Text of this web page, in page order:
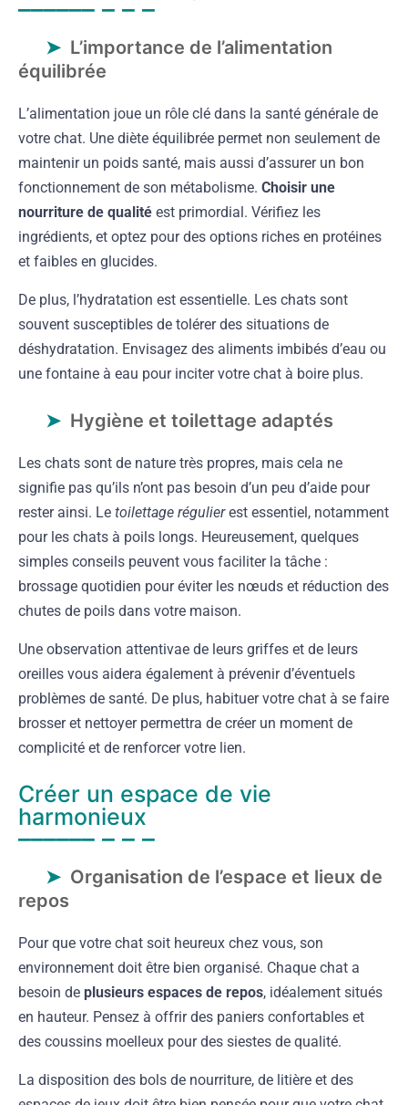
L’importance de l’alimentation
équilibrée
L’alimentation joue un rôle clé dans la santé générale de
votre chat. Une diète équilibrée permet non seulement de
maintenir un poids santé, mais aussi d’assurer un bon
fonctionnement de son métabolisme. Choisir une
nourriture de qualité est primordial. Vérifiez les
ingrédients, et optez pour des options riches en protéines
et faibles en glucides.
De plus, l’hydratation est essentielle. Les chats sont
souvent susceptibles de tolérer des situations de
déshydratation. Envisagez des aliments imbibés d’eau ou
une fontaine à eau pour inciter votre chat à boire plus.
Hygiène et toilettage adaptés
Les chats sont de nature très propres, mais cela ne
signifie pas qu’ils n’ont pas besoin d’un peu d’aide pour
rester ainsi. Le toilettage régulierest essentiel, notamment
pour les chats à poils longs. Heureusement, quelques
simples conseils peuvent vous faciliter la tâche :
brossage quotidien pour éviter les nœuds et réduction des
chutes de poils dans votre maison.
Une observation attentivae de leurs griffes et de leurs
oreilles vous aidera également à prévenir d’éventuels
problèmes de santé. De plus, habituer votre chat à se faire
brosser et nettoyer permettra de créer un moment de
complicité et de renforcer votre lien.
Créer un espace de vie
harmonieux
Organisation de l’espace et lieux de
repos
Pour que votre chat soit heureux chez vous, son
environnement doit être bien organisé. Chaque chat a
besoin de plusieurs espaces de repos, idéalement situés
en hauteur. Pensez à offrir des paniers confortables et
des coussins moelleux pour des siestes de qualité.
La disposition des bols de nourriture, de litière et des